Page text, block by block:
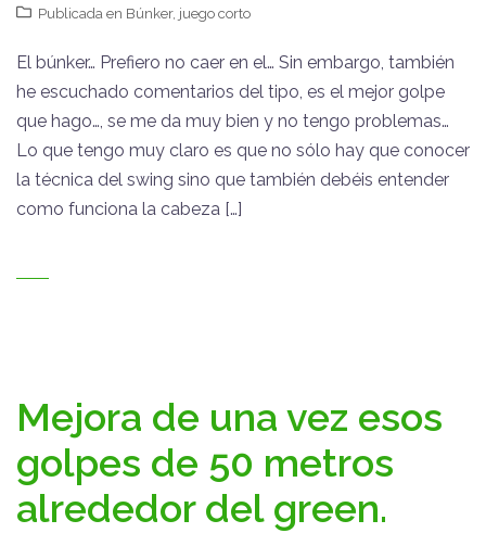
Publicada en Búnker, juego corto
El búnker… Prefiero no caer en el… Sin embargo, también
he escuchado comentarios del tipo, es el mejor golpe
que hago…, se me da muy bien y no tengo problemas…
Lo que tengo muy claro es que no sólo hay que conocer
la técnica del swing sino que también debéis entender
como funciona la cabeza […]
Mejora de una vez esos
golpes de 50 metros
alrededor del green.